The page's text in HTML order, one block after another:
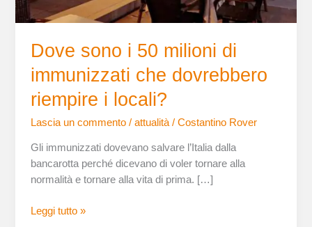
Dove sono i 50 milioni di
immunizzati che dovrebbero
riempire i locali?
Lascia un commento /attualità /Costantino Rover
Gli immunizzati dovevano salvare l’Italia dalla
bancarotta perché dicevano di voler tornare alla
normalità e tornare alla vita di prima. […]
locali?
Leggi tutto »